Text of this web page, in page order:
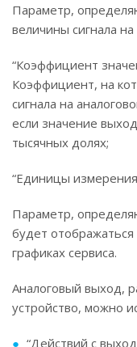
Параметр,
величины сигнала
“Коэффициент
Коэффициент, на
сигнала на
если значение
тысячных долях;
“Единицы
Параметр,
будет отображаться
графиках сервиса.
Аналоговый выход,
устройство, можно
“Действий с